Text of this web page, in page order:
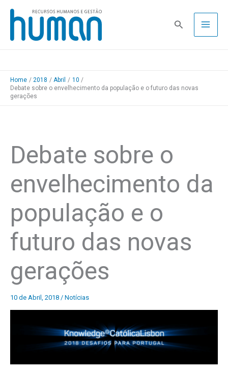
Skip
content
Pesquisa
Home 2018 Abril
10
Debate sobre o envelhecimento da população e o futuro das novas
gerações
Debate sobre o
envelhecimento da
população e o
futuro das novas
gerações
10 de Abril, 2018 / Notícias